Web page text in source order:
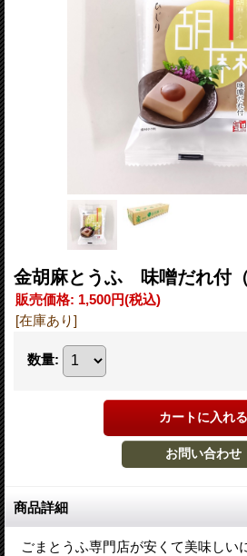
金胡麻とうふ 味噌だれ付
販売価格: 1,500円(税込)
[在庫あり]
数量:
商品詳細
ごまとうふ専門店が安くて美味しい